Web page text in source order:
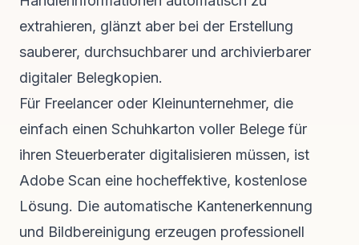
extrahieren, glänzt aber bei der Erstellung
sauberer, durchsuchbarer und archivierbarer
digitaler Belegkopien.
Für Freelancer oder Kleinunternehmer, die
einfach einen Schuhkarton voller Belege für
ihren Steuerberater digitalisieren müssen, ist
Adobe Scan eine hocheffektive, kostenlose
Lösung. Die automatische Kantenerkennung
und Bildbereinigung erzeugen professionell